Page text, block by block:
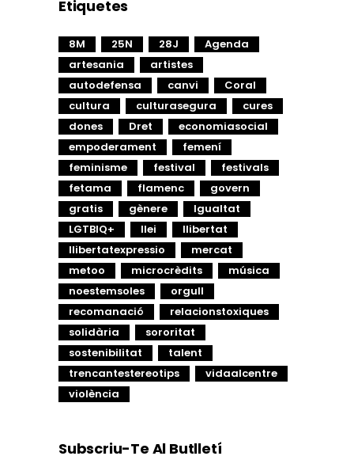
Etiquetes
8M 25N 28J
Agenda
artesania
artistes
autodefensa
canvi
Coral
cultura
culturasegura
cures
dones
Dret
economiasocial
empoderament
femení
feminisme
festival
festivals
fetama
flamenc
govern
gratis
gènere
Igualtat
LGTBIQ+
llei
llibertat
llibertatexpressio
mercat
metoo
microcrèdits
música
noestemsoles
orgull
recomanació
relacionstoxiques
solidària
sororitat
sostenibilitat
talent
trencantestereotips
vidaalcentre
violència
Subscriu-Te Al Butlletí